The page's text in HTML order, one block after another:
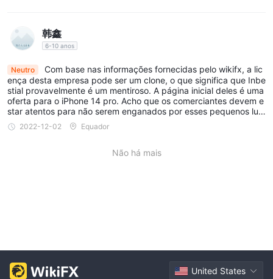
韩鑫
6-10 anos
Neutro
Com base nas informações fornecidas pelo wikifx, a lic
ença desta empresa pode ser um clone, o que significa que Inbe
stial provavelmente é um mentiroso. A página inicial deles é uma
oferta para o iPhone 14 pro. Acho que os comerciantes devem e
star atentos para não serem enganados por esses pequenos luc
ros e perder ainda mais dinheiro!
2022-12-02 Equador
Não há mais
United States